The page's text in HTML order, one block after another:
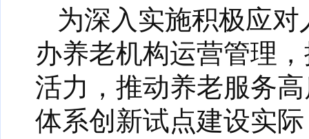
为深入实施积极应
办养老机构运营管理
活力，推动养老服务
体系创新试点建设实